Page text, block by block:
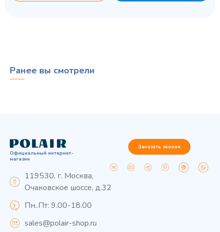
Ранее вы смотрели
Официальный интернет-
магазин
119530, г. Москва,
Очаковское шоссе, д.32
Пн..Пт: 9.00-18.00
sales@polair-shop.ru
Заказать звонок